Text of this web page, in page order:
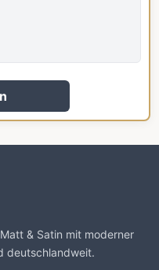
& Satin mit moderner
deutschlandweit.